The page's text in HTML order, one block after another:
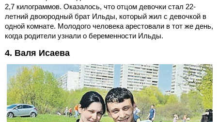
2,7 килограммов. Оказалось, что отцом девочки стал 22-
летний двоюродный брат Ильды, который жил с девочкой в
одной комнате. Молодого человека арестовали в тот же день,
когда родители узнали о беременности Ильды.
4. Валя Исаева